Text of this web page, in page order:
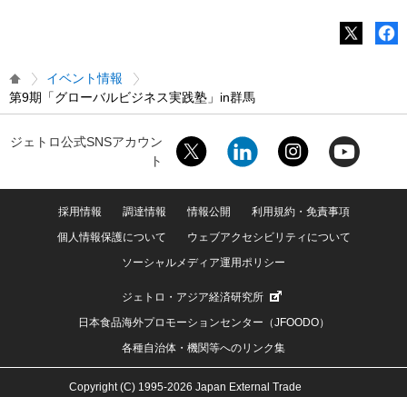
イベント情報
第9期「グローバルビジネス実践塾」in群馬
ジェトロ公式SNSアカウン
ト
採用情報 調達情報 情報公開
利用規約・免責事項
個人情報保護について
ウェブアクセシビリティについて
ソーシャルメディア運用ポリシー
ジェトロ・アジア経済研究所
日本食品海外プロモーションセンター（JFOODO）
各種自治体・機関等へのリンク集
Copyright (C) 1995-2026 Japan External Trade